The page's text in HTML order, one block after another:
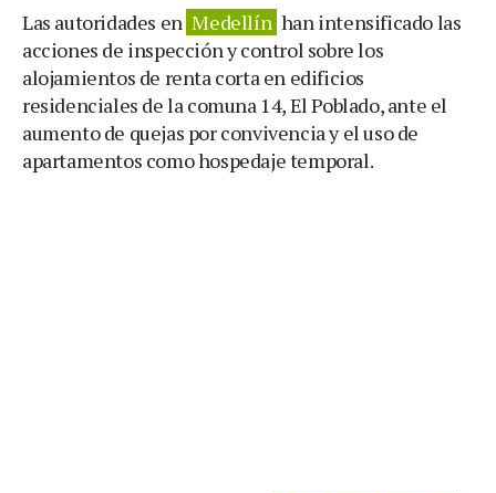
Las autoridades en Medellín han intensificado las
acciones de inspección y control sobre los
alojamientos de renta corta en edificios
residenciales de la comuna 14, El Poblado, ante el
aumento de quejas por convivencia y el uso de
apartamentos como hospedaje temporal.